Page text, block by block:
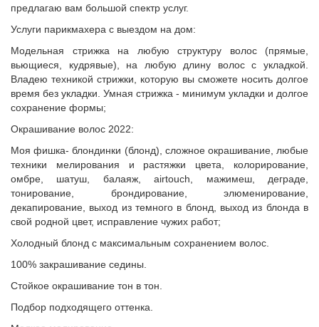
предлагаю вам большой спектр услуг.
Услуги парикмахера с выездом на дом:
Модельная стрижка на любую структуру волос (прямые,
вьющиеся, кудрявые), на любую длину волос с укладкой.
Владею техникой стрижки, которую вы сможете носить долгое
время без укладки. Умная стрижка - минимум укладки и долгое
сохранение формы;
Окрашивание волос 2022:
Моя фишка- блондинки (блонд), сложное окрашивание, любые
техники мелирования и растяжки цвета, колорирование,
омбре, шатуш, балаяж, airtouch, мажимеш, деграде,
тонирование, брондирование, элюменирование,
декапирование, выход из темного в блонд, выход из блонда в
свой родной цвет, исправление чужих работ;
Холодный блонд с максимальным сохранением волос.
100% закрашивание седины.
Стойкое окрашивание тон в тон.
Подбор подходящего оттенка.